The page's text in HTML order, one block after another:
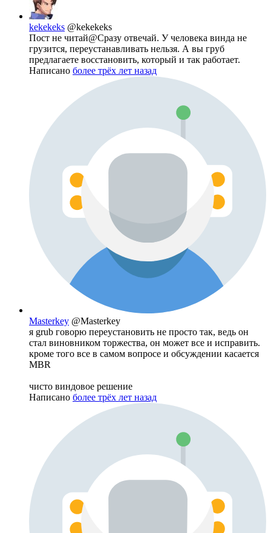
kekekeks @kekekeks
Пост не читай@Сразу отвечай. У человека винда не
грузится, переустанавливать нельзя. А вы груб
предлагаете восстановить, который и так работает.
Написано более трёх лет назад
Masterkey @Masterkey
я grub говорю переустановить не просто так, ведь он
стал виновником торжества, он может все и исправить.
кроме того все в самом вопросе и обсуждении касается
MBR
чисто виндовое решение
Написано более трёх лет назад